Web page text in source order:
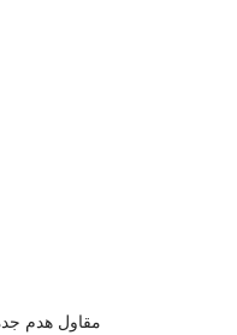
مقاول هدم